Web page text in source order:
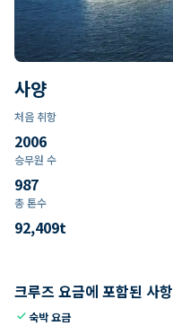
사양
처음 취항
2006
승무원 수
987
총 톤수
92,409t
크루즈 요금에 포함된 사항
check숙박 요금